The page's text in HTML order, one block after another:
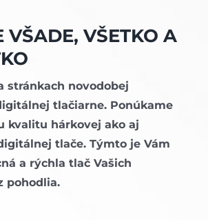
VŠADE, VŠETKO A
stránkach novodobej
tlačiarne. Ponúkame
kvalitu hárkovej ako aj
tlače. Týmto je Vám
a rýchla tlač Vašich
pohodlia.